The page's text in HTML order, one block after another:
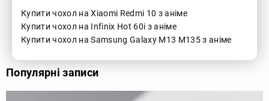
Купити чохол на Xiaomi Redmi 10 з аніме
Купити чохол на Infinix Hot 60i з аніме
Купити чохол на Samsung Galaxy M13 M135 з аніме
Популярні записи